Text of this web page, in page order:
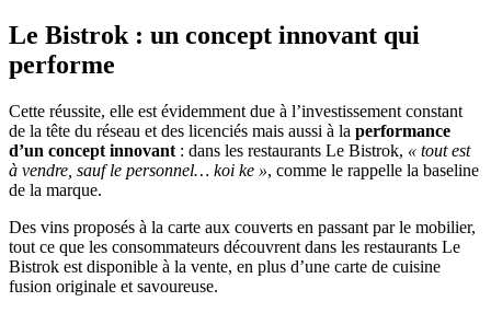
Le Bistrok : un concept innovant qui
performe
Cette réussite, elle est évidemment due à l’investissement constant
de la tête du réseau et des licenciés mais aussi à la performance
d’un concept innovant : dans les restaurants Le Bistrok, « tout est
à vendre, sauf le personnel… koi ke », comme le rappelle la baseline
de la marque.
Des vins proposés à la carte aux couverts en passant par le mobilier,
tout ce que les consommateurs découvrent dans les restaurants Le
Bistrok est disponible à la vente, en plus d’une carte de cuisine
fusion originale et savoureuse.